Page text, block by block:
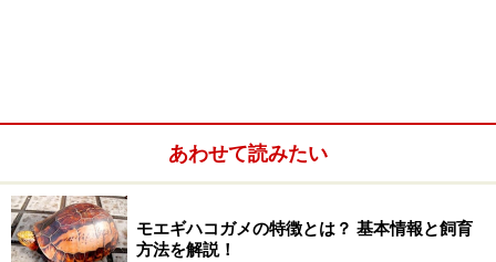
ウッドシェイブなど。新聞紙やクッキングペーパーでも
良い。水などをこぼした後はすぐに交換する容器内レイ
アウト体全体が浸かるような水容器とシェルターを設置
する。餌大きさに合わせたマウス。冷凍を解凍したもの
でよい。基本的な世話いわゆるナミヘビの飼育方法
あわせて読みたい
モエギハコガメの特徴とは？ 基本情報と飼育
方法を解説！